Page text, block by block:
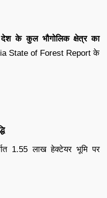
के कुल भौगोलिक क्षेत्र का
State of Forest Report के
1.55 लाख हेक्टेयर भूमि पर